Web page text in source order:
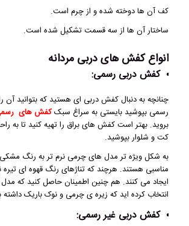
کف آن ها دوخته شده و از چرم است.
ساختار آن ها از سه قسمت تشکیل شده است.
انواع کفش های دربی مردانه
کفش دربی رسمی:
چنانچه به دنبال کفش دربی ای هستید که بتوانید آن
رسمی بپوشید بایستی به سراغ سبککفش های رسمی
بروید. بهتر است کفش های براق را تهیه کنید تا به
کت و شلوار بپوشید.
به شکل ویژه تر مدل های چرمی نرم تر به رنگ مشکی
مناسبی هستند. هرچند که تناژهای رنگ قهوه ای تیره
ایجاد می کنند. هم چنین اطمینان حاصل کنید که
انتخاب کرده اید که زیره ی چرمی و نوک باریک داشته
کفش دربی غیر رسمی: